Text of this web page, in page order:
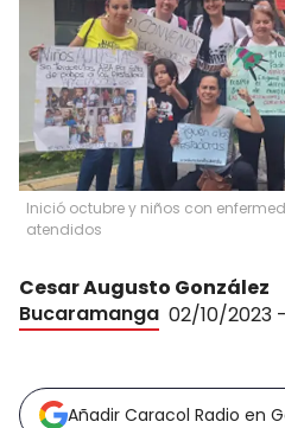
Inició octubre y niños con
atendidos
Cesar Augusto González
Bucaramanga 02/10/2023
Añadir Caracol Radio en